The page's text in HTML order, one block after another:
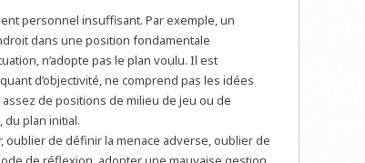
personnel insuffisant. Par exemple, un
dans une position fondamentale
n’adopte pas le plan voulu. Il est
d’objectivité, ne comprend pas les idées
de positions de milieu de jeu ou de
du plan initial.
oublier de définir la menace adverse, oublier de